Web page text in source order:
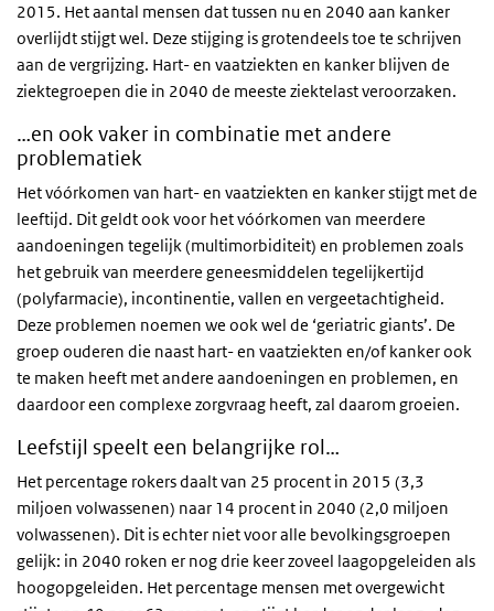
2015. Het aantal mensen dat tussen nu en 2040 aan kanker
overlijdt stijgt wel. Deze stijging is grotendeels toe te schrijven
aan de vergrijzing. Hart- en vaatziekten en kanker blijven de
ziektegroepen die in 2040 de meeste ziektelast veroorzaken.
…en ook vaker in combinatie met andere
problematiek
Het vóórkomen van hart- en vaatziekten en kanker stijgt met de
leeftijd. Dit geldt ook voor het vóórkomen van meerdere
aandoeningen tegelijk (multimorbiditeit) en problemen zoals
het gebruik van meerdere geneesmiddelen tegelijkertijd
(polyfarmacie), incontinentie, vallen en vergeetachtigheid.
Deze problemen noemen we ook wel de ‘geriatric giants’. De
groep ouderen die naast hart- en vaatziekten en/of kanker ook
te maken heeft met andere aandoeningen en problemen, en
daardoor een complexe zorgvraag heeft, zal daarom groeien.
Leefstijl speelt een belangrijke rol…
Het percentage rokers daalt van 25 procent in 2015 (3,3
miljoen volwassenen) naar 14 procent in 2040 (2,0 miljoen
volwassenen). Dit is echter niet voor alle bevolkingsgroepen
gelijk: in 2040 roken er nog drie keer zoveel laagopgeleiden als
hoogopgeleiden. Het percentage mensen met overgewicht